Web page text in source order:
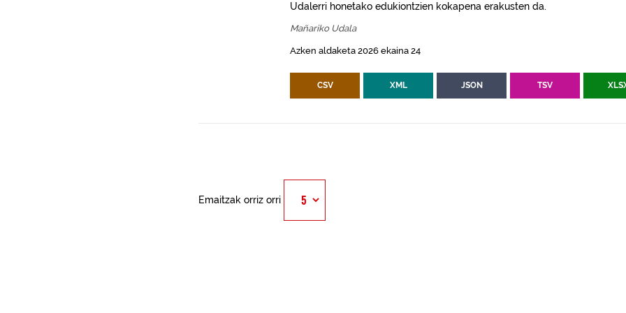
Udalerri honetako edukiontzien kokapena erakusten da.
Mañariko Udala
Azken aldaketa 2026 ekaina 24
CSV XML JSON TSV
Emaitzak orriz orri